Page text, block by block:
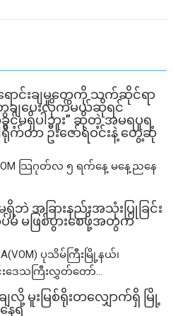
ာင်းချမှုတွေကို သက်ဆိုင်ရာ
ချပေးလိုက်မယ်ဆိုရင်
ရှိပါဘူး” ဆိုတဲ့ အမရပူရ
ါရိုက်တာ ဦးဇော်ရဲဝင်းနဲ့ တွေ့ဆုံ
သြဂုတ်လ ၅ ရက်နေ့ မနေ့ညနေ
ဘဲ အခြားနည်းအသုံးပြုခြင်း
ပ်မံ မဖြစ်ပွားစေဖို့အတွက်
ပုသိမ်ကြီးမြို့နယ်၊
ေသကြီးလွှတ်တော်...
မူးမြစ်ရိုးတလျှောက်ရှိ မြို့
ေရ